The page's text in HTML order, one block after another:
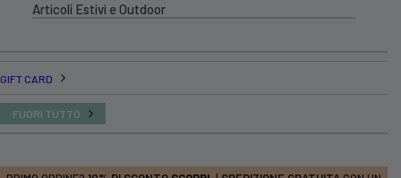
Articoli Estivi e Outdoor
GIFT CARD
FUORI TUTTO